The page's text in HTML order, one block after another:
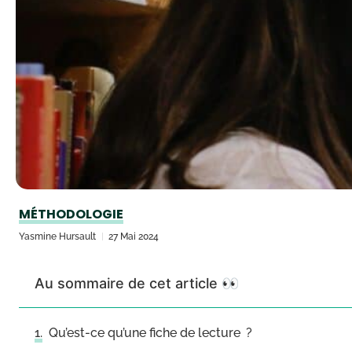
MÉTHODOLOGIE
Yasmine Hursault 27 Mai 2024
Au sommaire de cet article 👀
Qu’est-ce qu’une fiche de lecture ?